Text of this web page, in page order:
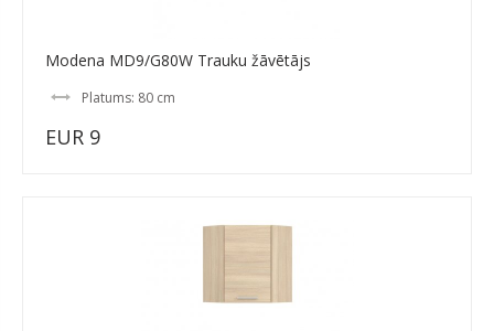
Modena MD9/G80W Trauku žāvētājs
Platums: 80 cm
EUR 9